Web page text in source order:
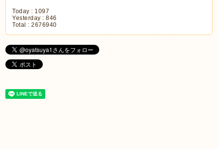
Today : 1097
Yesterday :846
Total :2676940